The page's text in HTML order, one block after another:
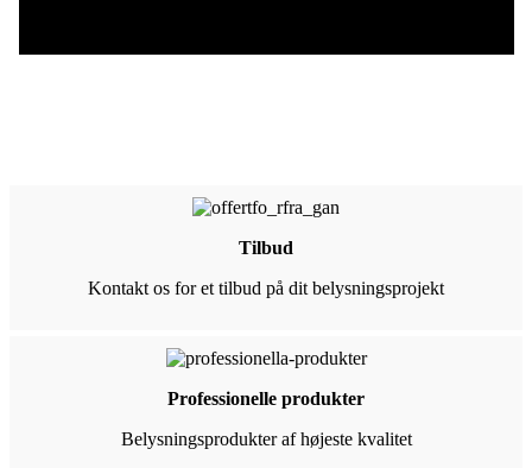
Tilbud
Kontakt os for et tilbud på dit belysningsprojekt
Professionelle produkter
Belysningsprodukter af højeste kvalitet